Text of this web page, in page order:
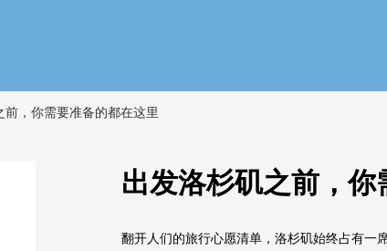
前，你需要准备的都在这里
出发洛杉矶之前，
翻开人们的旅行心愿清单，洛杉矶始终占有一